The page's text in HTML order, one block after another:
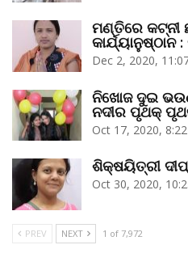
ମଣ୍ତିରେ କଟ୍‌ନୀ
କାର୍ଯ୍ୟାନୁଷ୍ଠାନ
Dec 2, 2020,
ନିଖୋଜ ଦୁଇ
ନଦୀର ପୃଥକ୍‌
Oct 17, 2020,
ଶିକ୍ଷୟିତ୍ରୀ
Oct 30, 2020,
PREV NEXT 1 of 7,972